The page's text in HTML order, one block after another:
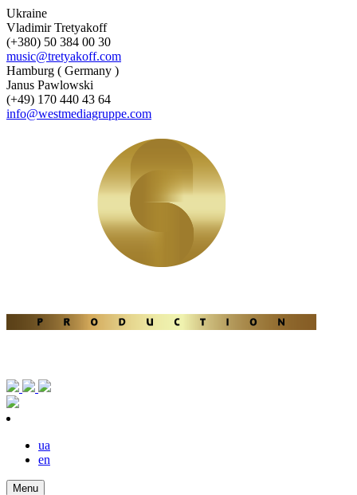
Ukraine
Vladimir Tretyakoff
(+380) 50 384 00 30
music@tretyakoff.com
Hamburg ( Germany )
Janus Pawlowski
(+49) 170 440 43 64
info@westmediagruppe.com
ua
en
Menu